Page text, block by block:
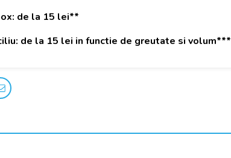
de la 15 lei**
de la 15 lei in functie de greutate si volum***